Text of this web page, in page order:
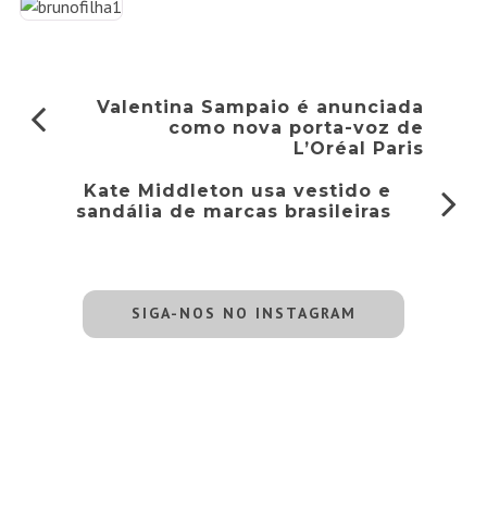
Valentina Sampaio é anunciada
como nova porta-voz de
L’Oréal Paris
Kate Middleton usa vestido e
sandália de marcas brasileiras
SIGA-NOS NO INSTAGRAM